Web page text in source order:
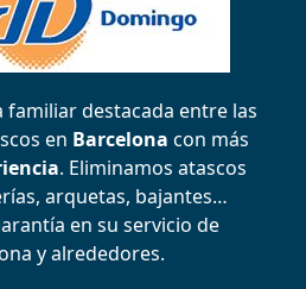
familiar destacada entre las
en Barcelona con más
. Eliminamos atascos
arquetas, bajantes…
en su servicio de
y alrededores.